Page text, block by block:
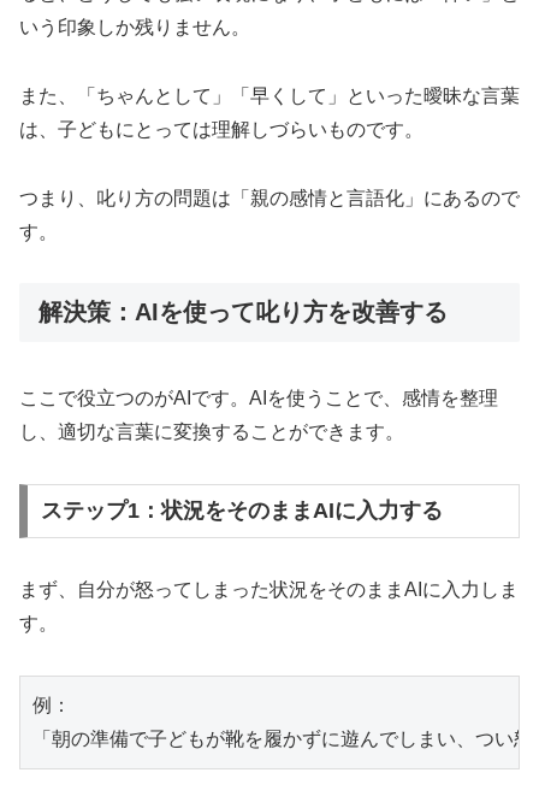
いう印象しか残りません。
また、「ちゃんとして」「早くして」といった曖昧な言葉
は、子どもにとっては理解しづらいものです。
つまり、叱り方の問題は「親の感情と言語化」にあるので
す。
解決策：AIを使って叱り方を改善する
ここで役立つのがAIです。AIを使うことで、感情を整理
し、適切な言葉に変換することができます。
ステップ1：状況をそのままAIに入力する
まず、自分が怒ってしまった状況をそのままAIに入力しま
す。
例：